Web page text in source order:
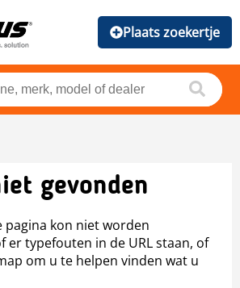
Plaats zoekertje
gevonden
pagina kon niet worden
er typefouten in de URL staan, of
om u te helpen vinden wat u